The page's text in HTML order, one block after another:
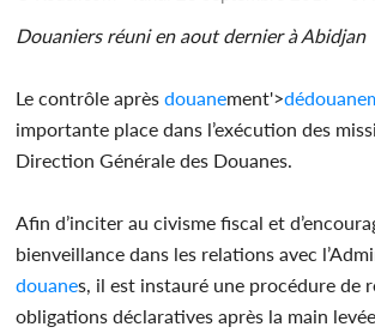
Douaniers réuni en aout dernier à Abidjan
Le contrôle aprèsdouanement'>dédouane
importante place dans l’exécution des
Direction Générale des Douanes.
Afin d’inciter au civisme fiscal et
bienveillance dans les relations avec
douanes, il est instauré une procédure de
obligations déclaratives après la main